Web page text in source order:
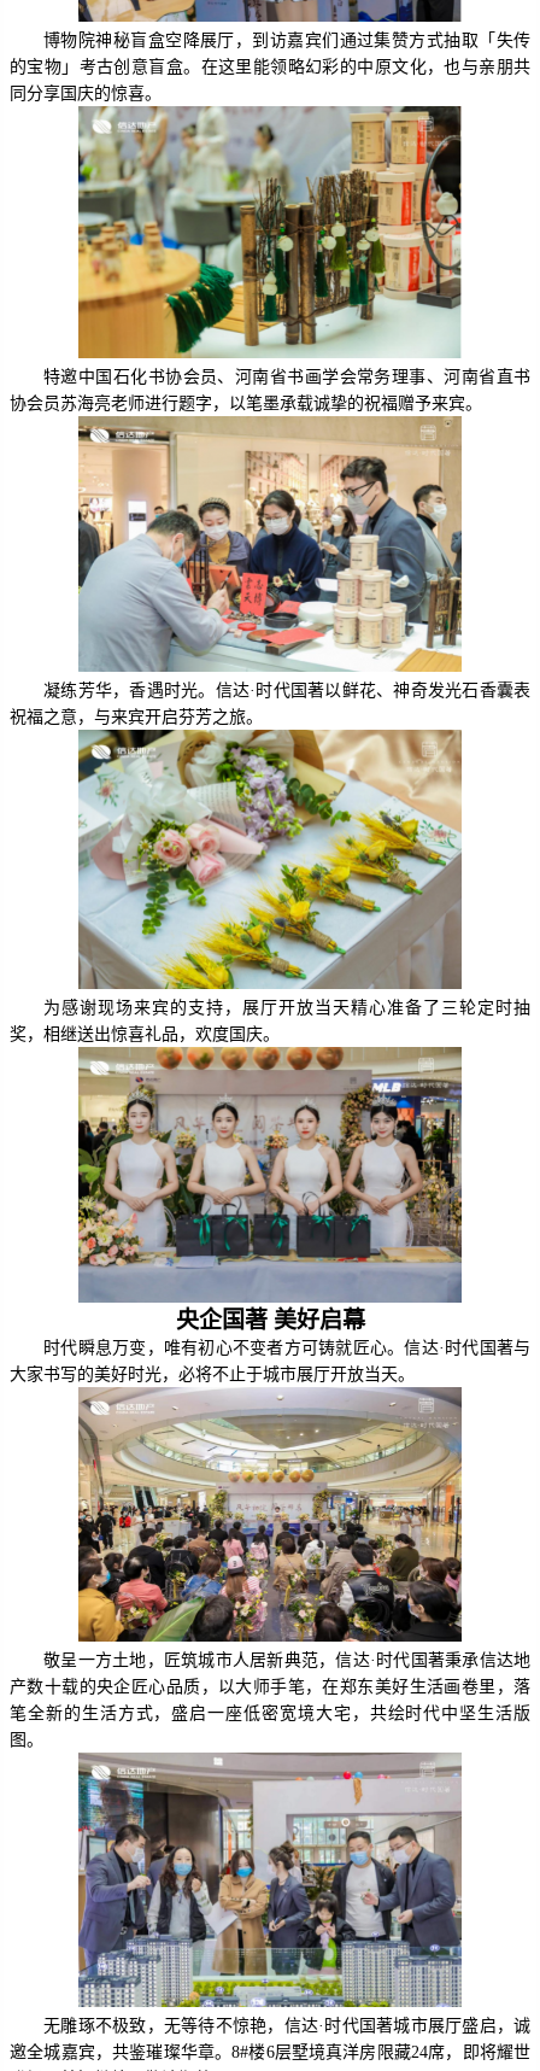
博物院神秘盲盒空降展厅，到访嘉宾们通过集赞方式抽取「失传
的宝物」考古创意盲盒。在这里能领略幻彩的中原文化，也与亲朋共
同分享国庆的惊喜。
特邀中国石化书协会员、河南省书画学会常务理事、河南省直书
协会员苏海亮老师进行题字，以笔墨承载诚挚的祝福赠予来宾。
凝练芳华，香遇时光。信达·时代国著以鲜花、神奇发光石香囊表
祝福之意，与来宾开启芬芳之旅。
为感谢现场来宾的支持， 展厅开放当天精心准备了三轮定时抽
奖，相继送出惊喜礼品 ， 欢度国庆。
央企国著 美好启幕
时代瞬息万变，唯有初心不变者方可铸就匠心。信达·时代国著与
大家书写的美好时光，必将不止于城市展厅开放当天。
敬呈一方土地，匠筑城市人居新典范，信达·时代国著秉承信达地
产数十载的央企 匠心品质，以大师手笔，在郑东美好生活画卷里，落
笔全新的生活方式，盛启一座低密宽境大宅 ，共绘时代中坚 生活版
图。
无雕琢不极致，无等待不惊艳 ，信达·时代国著城市展厅盛启 ， 诚
邀全城嘉宾，共鉴璀璨华章。8#楼6层墅境真洋房限藏24席，即将耀世